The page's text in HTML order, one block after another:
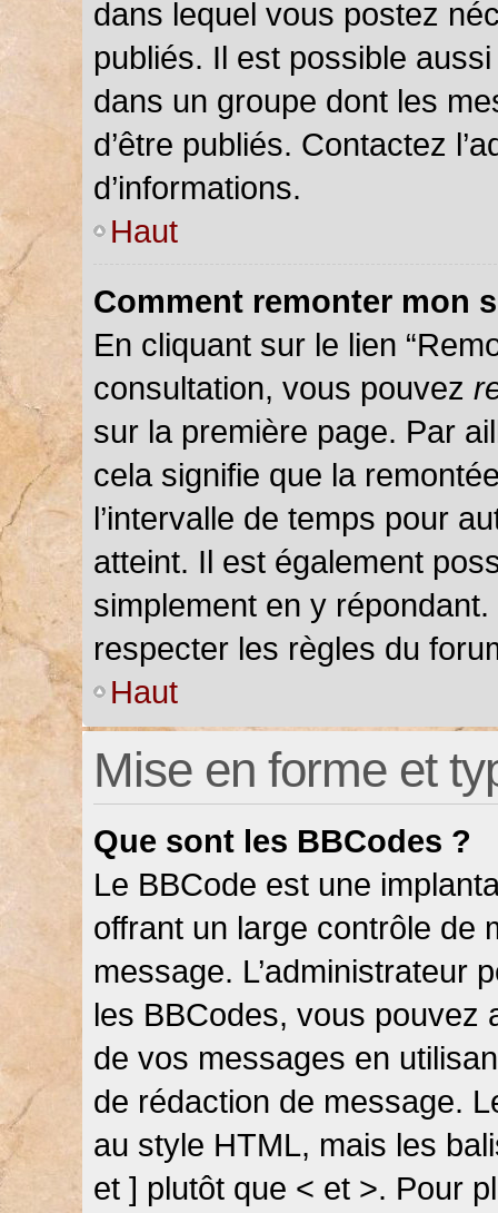
dans lequel vous postez
publiés. Il est possible
dans un groupe dont les
d’être publiés. Contactez
d’informations.
Haut
Comment remonter mon
En cliquant sur le lien
consultation, vous pouvez
sur la première page. Par
cela signifie que la
l’intervalle de temps pour
atteint. Il est également
simplement en y
respecter les règles du
Haut
Mise en forme et
Que sont les BBCodes ?
Le BBCode est une
offrant un large contrôle de
message. L’administrateur
les BBCodes, vous pouvez
de vos messages en
de rédaction de message.
au style HTML, mais les
et ] plutôt que < et >. Pour